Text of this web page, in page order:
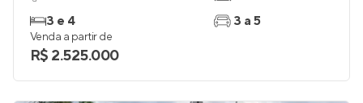
3 e 4
3 a 5
Venda a partir de
R$ 2.525.000